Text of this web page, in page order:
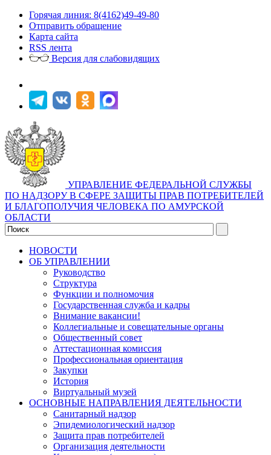
Горячая линия: 8(4162)49-49-80
Отправить обращение
Карта сайта
RSS лента
Версия для слабовидящих
УПРАВЛЕНИЕ ФЕДЕРАЛЬНОЙ СЛУЖБЫ
ПО НАДЗОРУ В СФЕРЕ ЗАЩИТЫ ПРАВ ПОТРЕБИТЕЛЕЙ
И БЛАГОПОЛУЧИЯ ЧЕЛОВЕКА ПО АМУРСКОЙ
ОБЛАСТИ
НОВОСТИ
ОБ УПРАВЛЕНИИ
Руководство
Структура
Функции и полномочия
Государственная служба и кадры
Внимание вакансии!
Коллегиальные и совещательные органы
Общественный совет
Аттестационная комиссия
Профессиональная ориентация
Закупки
История
Виртуальный музей
ОСНОВНЫЕ НАПРАВЛЕНИЯ ДЕЯТЕЛЬНОСТИ
Санитарный надзор
Эпидемиологический надзор
Защита прав потребителей
Организация деятельности